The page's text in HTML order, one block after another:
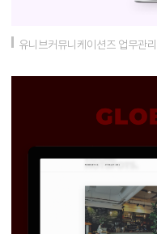
유니브커뮤니케이션즈 업무관